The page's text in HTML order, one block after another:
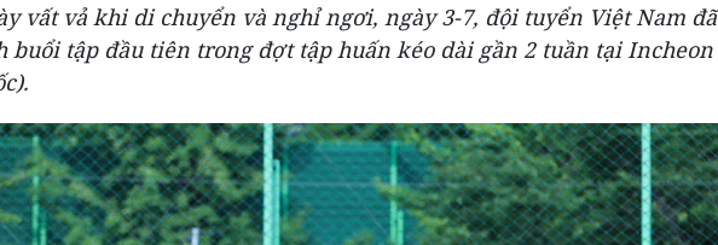
vất vả khi di chuyển và nghỉ ngơi, ngày 3-7, đội tuyển Việt Nam đã
buổi tập đầu tiên trong đợt tập huấn kéo dài gần 2 tuần tại Incheon